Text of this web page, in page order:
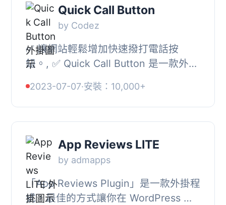
Quick Call Button
by Codez
✅ 讓網站輕鬆增加快速撥打電話按
鈕。, ✅ Quick Call Button 是一款外掛
助您的客戶避免輸入電話號碼，並能立
即透過您的...
2023-07-07·安裝：10,000+
App Reviews LITE
by admapps
「App Reviews Plugin」是一款外掛程
式，最佳的方式讓你在 WordPress 中